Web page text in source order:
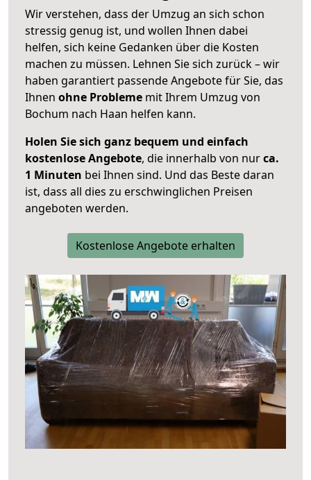
Wir verstehen, dass der Umzug an sich schon
stressig genug ist, und wollen Ihnen dabei
helfen, sich keine Gedanken über die Kosten
machen zu müssen. Lehnen Sie sich zurück – wir
haben garantiert passende Angebote für Sie, das
Ihnen ohne Probleme mit Ihrem Umzug von
Bochum nach Haan helfen kann.
Holen Sie sich ganz bequem und einfach
kostenlose Angebote, die innerhalb von nurca.
1 Minuten bei Ihnen sind. Und das Beste daran
ist, dass all dies zu erschwinglichen Preisen
angeboten werden.
Kostenlose Angebote erhalten